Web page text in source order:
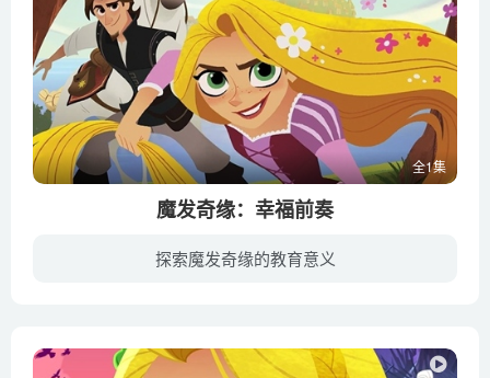
全1集
魔发奇缘：幸福前奏
探索魔发奇缘的教育意义